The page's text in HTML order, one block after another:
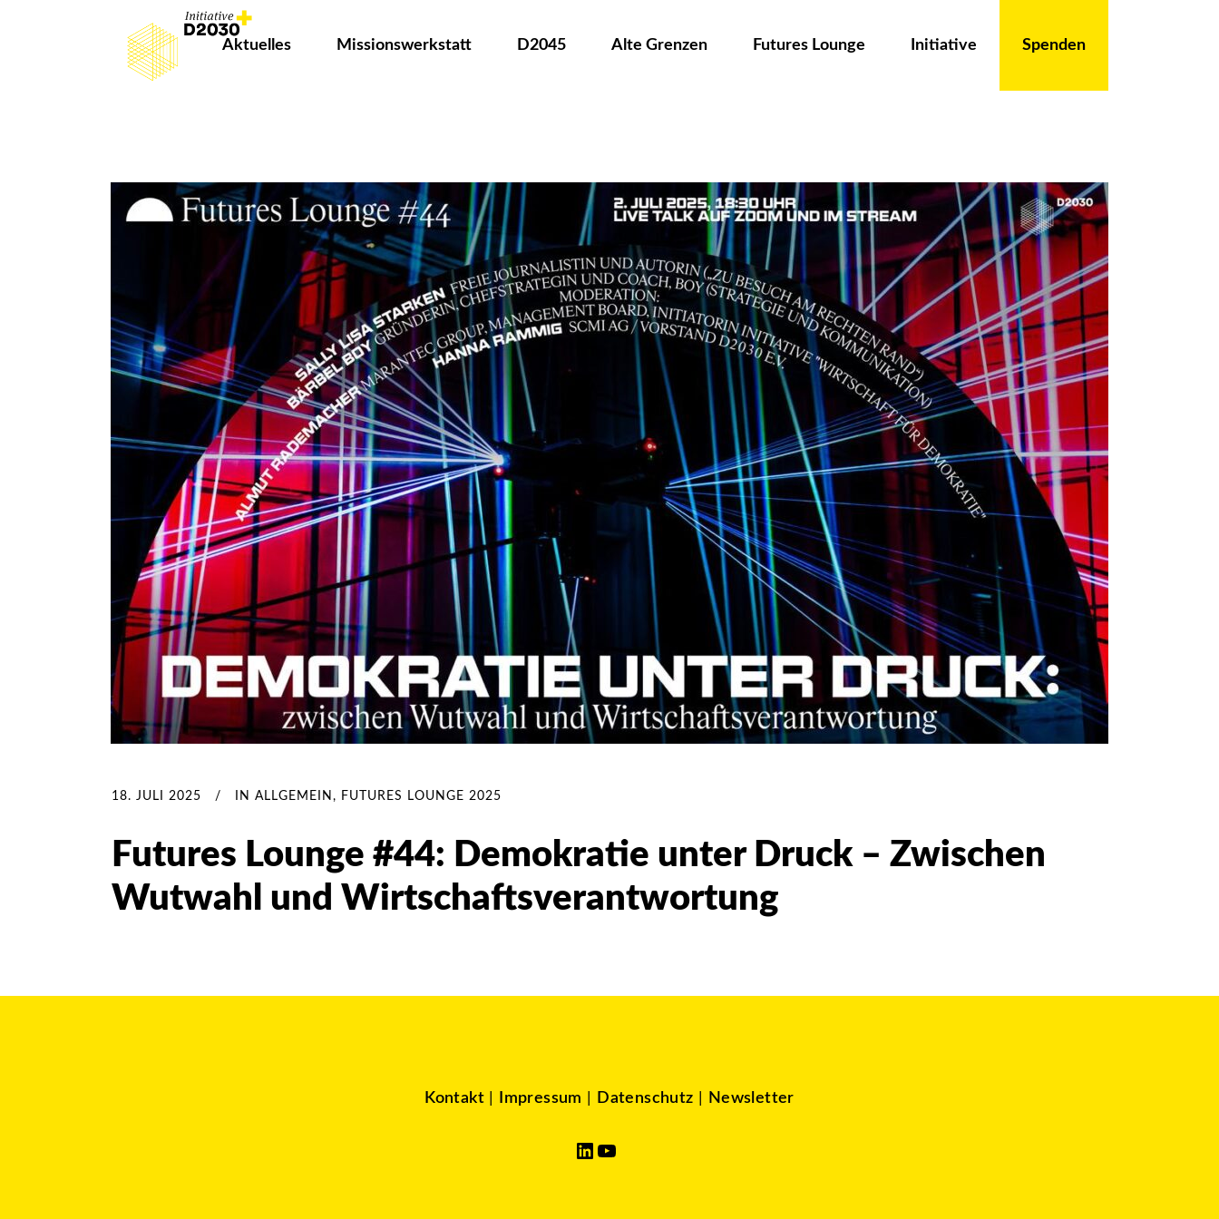
Aktuelles Missionswerkstatt D2045 Alte Grenzen Futures Lounge Initiative Spenden
18. JULI 2025 IN ALLGEMEIN , FUTURES LOUNGE 2025
Futures Lounge #44: Demokratie unter Druck – Zwischen
Wutwahl und Wirtschaftsverantwortung
Kontakt Impressum Datenschutz Newsletter
LinkedIn
YouTube